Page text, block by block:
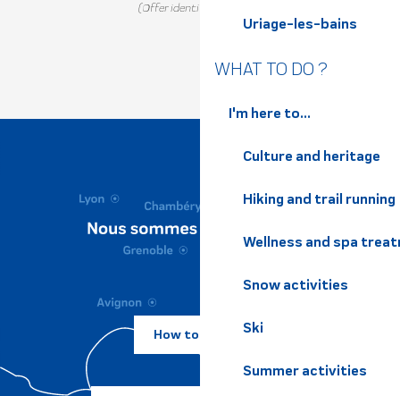
Uriage-les-bains
WHAT TO DO ?
I'm here to...
Culture and heritage
Hiking and trail running
Wellness and spa
Snow activities
Ski
Summer activities
(Offer identifier :
How to come ?